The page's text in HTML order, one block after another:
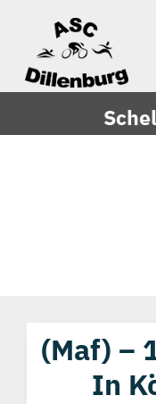
springen
(maf) –
In